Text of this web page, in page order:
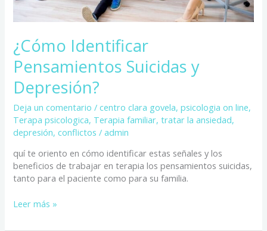
¿Cómo Identificar
Pensamientos Suicidas y
Depresión?
Deja un comentario /centro clara govela,psicologia on line,
Terapa psicologica, Terapia familiar,tratar la ansiedad,
depresión, conflictos /admin
quí te oriento en cómo identificar estas señales y los
beneficios de trabajar en terapia los pensamientos suicidas,
tanto para el paciente como para su familia.
Leer más »